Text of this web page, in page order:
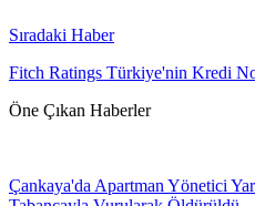
Sıradaki Haber
Fitch Ratings Türkiye'nin Kredi
Öne Çıkan Haberler
Çankaya'da Apartman Yönetici